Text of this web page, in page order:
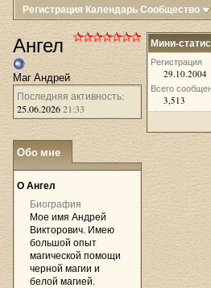
Регистрация КалендарьСообщество
Ангел
Маг Андрей
Последняя активность:
25.06.202621:33
Обо мне
»
О Ангел
Биография
Мое имя Андрей
Викторович. Имею
большой опыт
магической помощи
черной магии и
белой магией.
Мини-
Регистрация
29.10.2004
Всего
3,513